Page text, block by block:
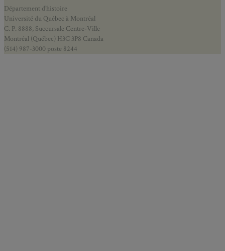
Département d’histoire
Université du Québec à Montréal
C. P. 8888, Succursale Centre-Ville
Montréal (Québec) H3C 3P8 Canada
(514) 987-3000 poste 8244